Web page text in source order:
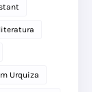
literatura
Urquiza